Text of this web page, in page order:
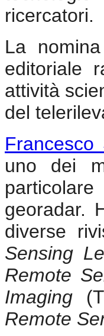
ricercatori.
La
editoriale
attività
del
Francesco
uno dei
georadar.
diverse
Sensing
Remote
Imaging
Remote